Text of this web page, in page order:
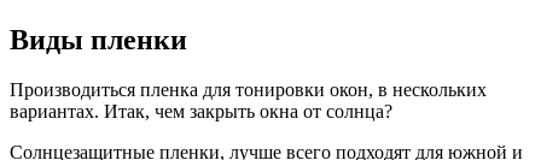
Виды пленки
Производиться пленка для тонировки окон, в нескольких
вариантах. Итак, чем закрыть окна от солнца?
Солнцезащитные пленки, лучше всего подходят для южной и